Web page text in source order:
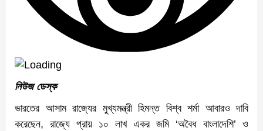
নিউজ ডেস্ক
ভারতের আসাম রাজ্যের মুখ্যমন্ত্রী হিমন্ত বিশ্ব শর্মা আবারও দাবি
করেছেন, রাজ্যে প্রায় ১০ লাখ একর জমি ‘অবৈধ বাংলাদেশি’ ও